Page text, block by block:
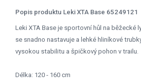
Popis produktu Leki XTA Base 65249121
Leki XTA Base je sportovní hůl na běžecké
se snadno nastavuje a lehké hliníkové
vysokou stabilitu a špičkový pohon v trailu.
Délka: 120 - 160 cm